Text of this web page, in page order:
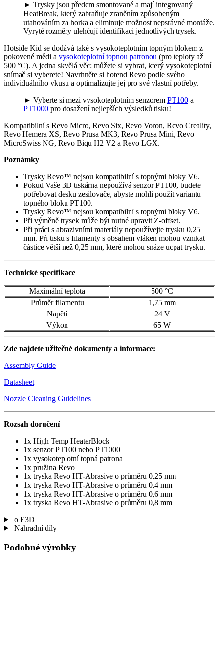
► Trysky jsou předem smontované a mají integrovaný
HeatBreak, který zabraňuje zraněním způsobeným
utahováním za horka a eliminuje možnost nepsrávné montáže.
Vyryté rozměry ulehčují identifikaci jednotlivých trysek.
Hotside Kid se dodává také s vysokoteplotním topným blokem z
pokovené mědi a vysokoteplotní topnou patronou (pro teploty až
500 °C). A jedna skvělá věc: můžete si vybrat, který vysokoteplotní
snímač si vyberete! Navrhněte si hotend Revo podle svého
individuálního vkusu a optimalizujte jej pro své vlastní potřeby.
► Vyberte si mezi vysokoteplotním senzorem PT100 a
PT1000 pro dosažení nejlepších výsledků tisku!
Kompatibilní s Revo Micro, Revo Six, Revo Voron, Revo Creality,
Revo Hemera XS, Revo Prusa MK3, Revo Prusa Mini, Revo
MicroSwiss NG, Revo Biqu H2 V2 a Revo LGX.
Poznámky
Trysky Revo™ nejsou kompatibilní s topnými bloky V6.
Pokud Vaše 3D tiskárna nepoužívá senzor PT100, budete
potřebovat desku zesilovače, abyste mohli použít variantu
topného bloku PT100.
Trysky Revo™ nejsou kompatibilní s topnými bloky V6.
Při výměně trysek může být nutné upravit Z-offset.
Při práci s abrazivními materiály nepoužívejte trysku 0,25
mm. Při tisku s filamenty s obsahem vláken mohou vznikat
částice větší než 0,25 mm, které mohou snáze ucpat trysku.
Technické specifikace
Maximální teplota
500 °C
Průměr filamentu
1,75 mm
Napětí
24 V
Výkon
65 W
Zde najdete užitečné dokumenty a informace:
Assembly Guide
Datasheet
Nozzle Cleaning Guidelines
Rozsah doručení
1x High Temp HeaterBlock
1x senzor PT100 nebo PT1000
1x vysokoteplotní topná patrona
1x pružina Revo
1x tryska Revo HT-Abrasive o průměru 0,25 mm
1x tryska Revo HT-Abrasive o průměru 0,4 mm
1x tryska Revo HT-Abrasive o průměru 0,6 mm
1x tryska Revo HT-Abrasive o průměru 0,8 mm
o E3D
Náhradní díly
Podobné výrobky